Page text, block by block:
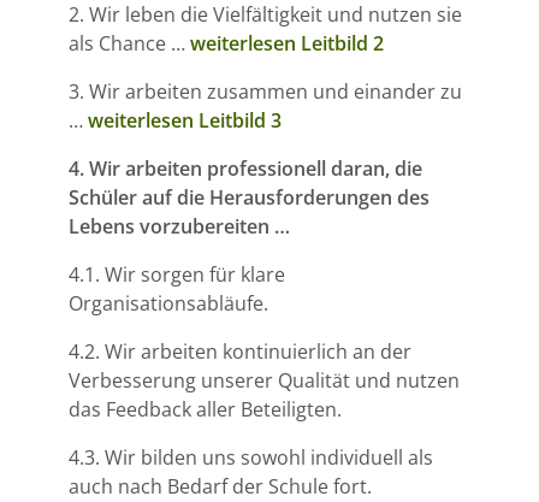
2. Wir leben die Vielfältigkeit und nutzen sie
als Chance …weiterlesen Leitbild 2
3. Wir arbeiten zusammen und einander zu
…weiterlesen Leitbild 3
4. Wir arbeiten professionell daran, die
Schüler auf die Herausforderungen des
Lebens vorzubereiten …
4.1. Wir sorgen für klare
Organisationsabläufe.
4.2. Wir arbeiten kontinuierlich an der
Verbesserung unserer Qualität und nutzen
das Feedback aller Beteiligten.
4.3. Wir bilden uns sowohl individuell als
auch nach Bedarf der Schule fort.